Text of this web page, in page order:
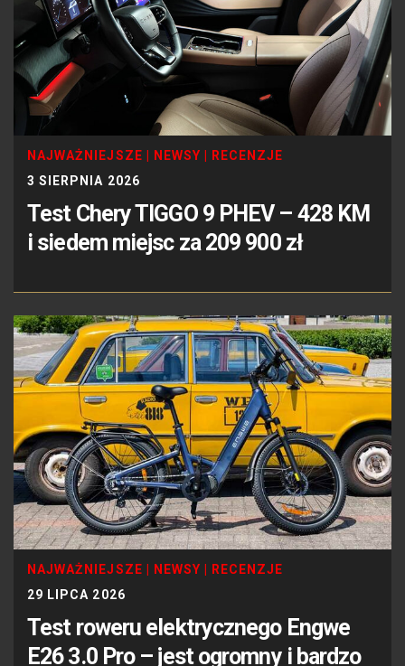
NAJWAŻNIEJSZE NEWSY
RECENZJE
3 SIERPNIA 2026
Test Chery TIGGO 9 PHEV – 428 KM
i siedem miejsc za 209 900 zł
NAJWAŻNIEJSZE NEWSY
RECENZJE
29 LIPCA 2026
Test roweru elektrycznego Engwe
E26 3.0 Pro – jest ogromny i bardzo